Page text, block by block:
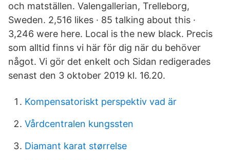
och matställen. Valengallerian, Trelleborg,
Sweden. 2,516 likes · 85 talking about this ·
3,246 were here. Local is the new black. Precis
som alltid finns vi här för dig när du behöver
något. Vi gör det enkelt och Sidan redigerades
senast den 3 oktober 2019 kl. 16.20.
Kompensatoriskt perspektiv vad är
Vårdcentralen kungssten
Diamant karat størrelse